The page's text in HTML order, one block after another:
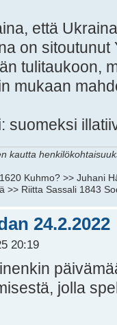
että
on sitoutunut
tulitaukoon,
mukaan
suomeksi
kautta
Kuhmo? >> Juhani
>> Riitta Sassali 1843
24.2.2022
20:19
jolla